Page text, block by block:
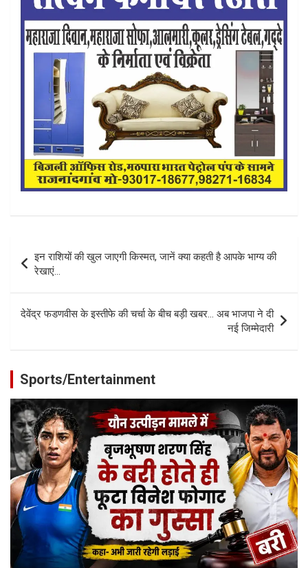
navigation
इन राशियों की खुल जाएगी किस्मत, जानें क्या कहती है आपके भाग्य की
रेखाएं…
देवेंद्र फडणवीस के इस्तीफे की चर्चा के बीच बड़ी खबर… अब भाजपा ने दी
नई जिम्मेदारी
Sports/Entertainment